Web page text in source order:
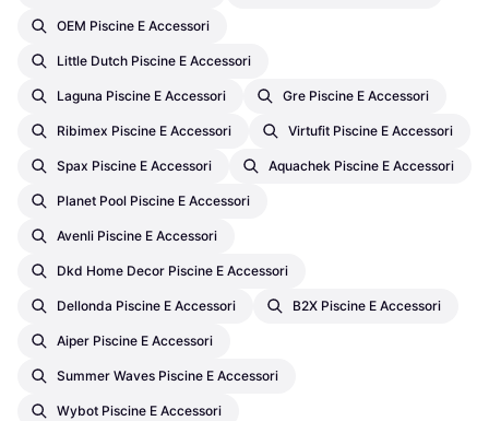
OEM Piscine E Accessori
Little Dutch Piscine E Accessori
Laguna Piscine E Accessori Gre Piscine E Accessori
Ribimex Piscine E Accessori Virtufit Piscine E Accessori
Spax Piscine E Accessori Aquachek Piscine E Accessori
Planet Pool Piscine E Accessori
Avenli Piscine E Accessori
Dkd Home Decor Piscine E Accessori
Dellonda Piscine E Accessori B2X Piscine E Accessori
Aiper Piscine E Accessori
Summer Waves Piscine E Accessori
Wybot Piscine E Accessori